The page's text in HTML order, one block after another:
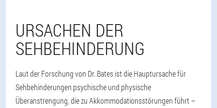
URSACHEN DER
SEHBEHINDERUNG
Laut der Forschung von Dr. Bates ist die Hauptursache für
Sehbehinderungen psychische und physische
Überanstrengung, die zu Akkommodationsstörungen führt –